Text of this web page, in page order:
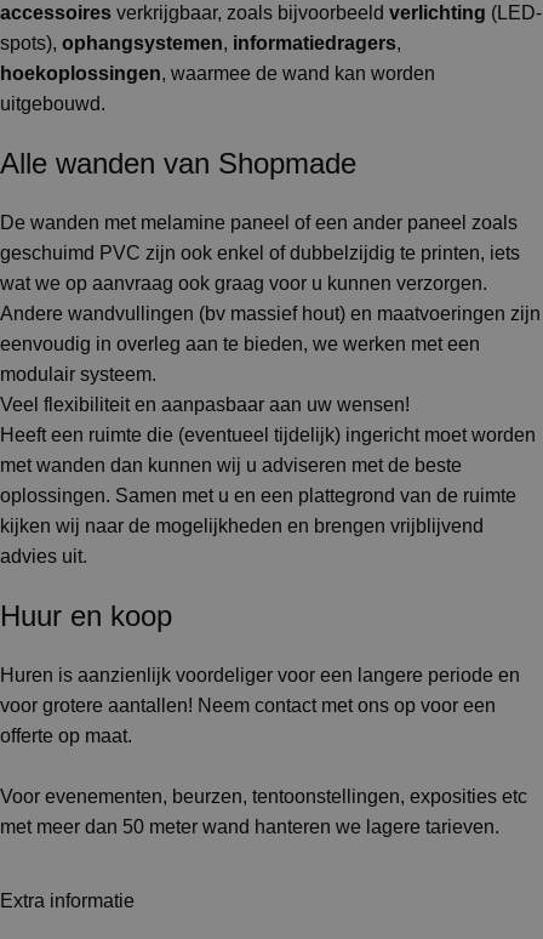
accessoires verkrijgbaar, zoals bijvoorbeeld verlichting (LED-
spots), ophangsystemen, informatiedragers,
hoekoplossingen, waarmee de wand kan worden
uitgebouwd.
Alle wanden van Shopmade
De wanden met melamine paneel of een ander paneel zoals
geschuimd PVC zijn ook enkel of dubbelzijdig te printen, iets
wat we op aanvraag ook graag voor u kunnen verzorgen.
Andere wandvullingen (bv massief hout) en maatvoeringen zijn
eenvoudig in overleg aan te bieden, we werken met een
modulair systeem.
Veel flexibiliteit en aanpasbaar aan uw wensen!
Heeft een ruimte die (eventueel tijdelijk) ingericht moet worden
met wanden dan kunnen wij u adviseren met de beste
oplossingen. Samen met u en een plattegrond van de ruimte
kijken wij naar de mogelijkheden en brengen vrijblijvend
advies uit.
Huur en koop
Huren is aanzienlijk voordeliger voor een langere periode en
voor grotere aantallen! Neem contact met ons op voor een
offerte op maat.
Voor evenementen, beurzen, tentoonstellingen, exposities etc
met meer dan 50 meter wand hanteren we lagere tarieven.
Extra informatie